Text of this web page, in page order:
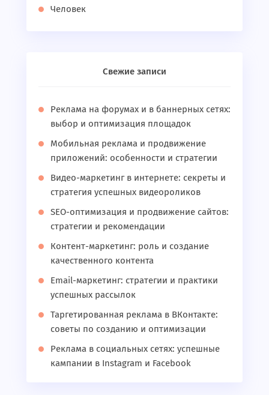
Человек
Свежие записи
Реклама на форумах и в баннерных сетях:
выбор и оптимизация площадок
Мобильная реклама и продвижение
приложений: особенности и стратегии
Видео-маркетинг в интернете: секреты и
стратегия успешных видеороликов
SEO-оптимизация и продвижение сайтов:
стратегии и рекомендации
Контент-маркетинг: роль и создание
качественного контента
Email-маркетинг: стратегии и практики
успешных рассылок
Таргетированная реклама в ВКонтакте:
советы по созданию и оптимизации
Реклама в социальных сетях: успешные
кампании в Instagram и Facebook